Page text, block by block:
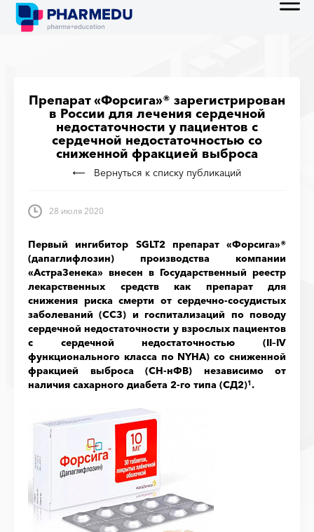
Препарат «Форсига»® зарегистрирован
в России для лечения сердечной
недостаточности у пациентов с
сердечной недостаточностью со
сниженной фракцией выброса
Вернуться к списку публикаций
28 июля 2020
Первый ингибитор SGLT2 препарат «Форсига»®
(дапаглифлозин) производства компании
«АстраЗенека» внесен в Государственный реестр
лекарственных средств как препарат для
снижения риска смерти от сердечно-сосудистых
заболеваний (ССЗ) и госпитализаций по поводу
сердечной недостаточности у взрослых пациентов
с сердечной недостаточностью (II–IV
функционального класса по NYHA) со сниженной
фракцией выброса (СН-нФВ) независимо от
наличия сахарного диабета 2-го типа (СД2)1 .